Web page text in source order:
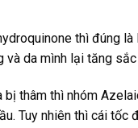
thì đúng
và da mình lại tăng
thâm thì nhóm
Tuy nhiên thì cái